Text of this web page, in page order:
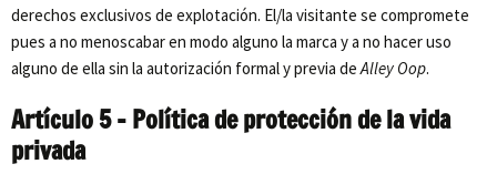
derechos exclusivos de explotación. El/la visitante se compromete
pues a no menoscabar en modo alguno la marca y a no hacer uso
alguno de ella sin la autorización formal y previa deAlley Oop.
Artículo 5 – Política de protección de la vida
privada